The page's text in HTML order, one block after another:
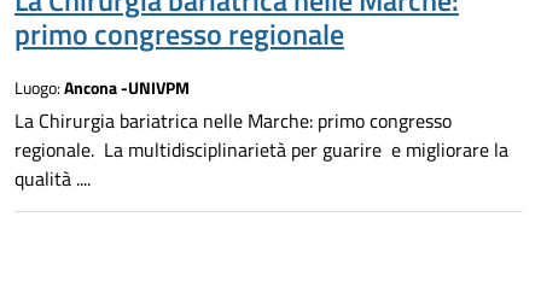
primo congresso regionale
Luogo:Ancona -UNIVPM
La Chirurgia bariatrica nelle Marche: primo congresso
regionale. La multidisciplinarietà per guarire e migliorare la
qualità ....